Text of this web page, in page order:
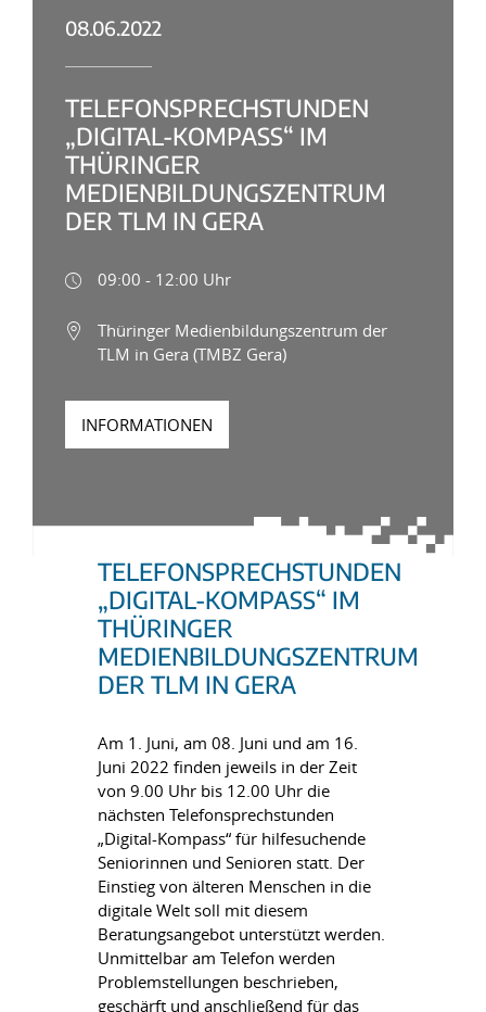
08.06.2022
TELEFONSPRECHSTUNDEN
„DIGITAL-KOMPASS“ IM
THÜRINGER
MEDIENBILDUNGSZENTRUM
DER TLM IN GERA
09:00 - 12:00 Uhr
Thüringer Medienbildungszentrum der
TLM in Gera (TMBZ Gera)
INFORMATIONEN
TELEFONSPRECHSTUNDEN
„DIGITAL-KOMPASS“ IM
THÜRINGER
MEDIENBILDUNGSZENTRUM
DER TLM IN GERA
Am 1. Juni, am 08. Juni und am 16.
Juni 2022 finden jeweils in der Zeit
von 9.00 Uhr bis 12.00 Uhr die
nächsten Telefonsprechstunden
„Digital-Kompass“ für hilfesuchende
Seniorinnen und Senioren statt. Der
Einstieg von älteren Menschen in die
digitale Welt soll mit diesem
Beratungsangebot unterstützt werden.
Unmittelbar am Telefon werden
Problemstellungen beschrieben,
geschärft und anschließend für das